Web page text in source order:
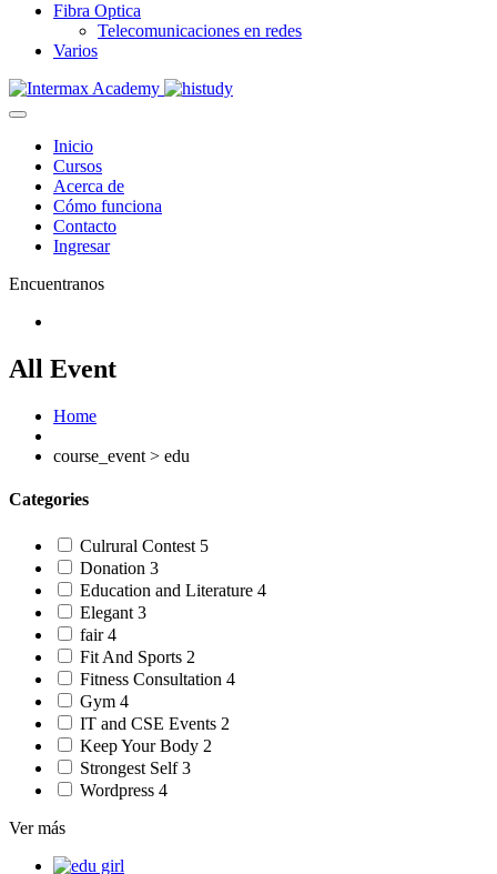
Fibra Optica
Telecomunicaciones en redes
Varios
Inicio
Cursos
Acerca de
Cómo funciona
Contacto
Ingresar
Encuentranos
All Event
Home
course_event > edu
Categories
Culrural Contest 5
Donation 3
Education and Literature 4
Elegant 3
fair4
Fit And Sports 2
Fitness Consultation 4
Gym 4
IT and CSE Events 2
Keep Your Body 2
Strongest Self3
Wordpress 4
Ver más